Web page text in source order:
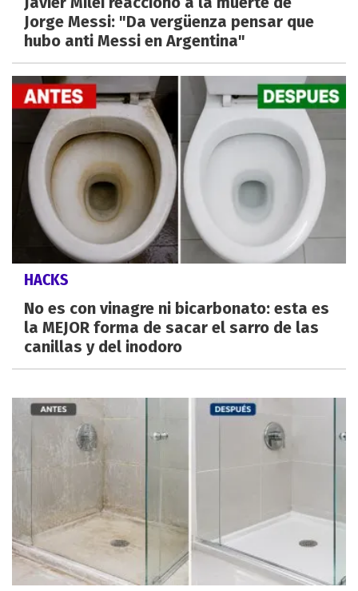
Jorge Messi: "Da vergüenza pensar que
hubo anti Messi en Argentina"
HACKS
No es con vinagre ni bicarbonato: esta es
la MEJOR forma de sacar el sarro de las
canillas y del inodoro